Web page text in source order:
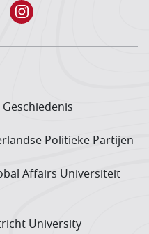
Politieke Partijen
Affairs Universiteit
University